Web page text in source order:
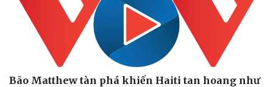
Bão Matthew tàn phá khiến Haiti tan hoang như